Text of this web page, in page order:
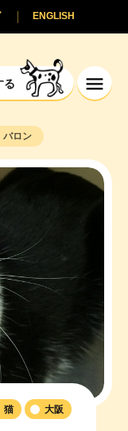
る
ENGLISH
バロン
猫 大阪